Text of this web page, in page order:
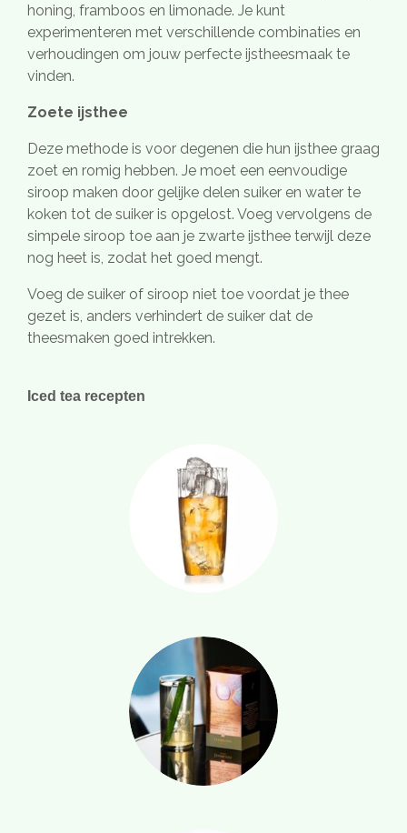
honing, framboos en limonade. Je kunt
experimenteren met verschillende combinaties en
verhoudingen om jouw perfecte ijstheesmaak te
vinden.
Zoete ijsthee
Deze methode is voor degenen die hun ijsthee graag
zoet en romig hebben. Je moet een eenvoudige
siroop maken door gelijke delen suiker en water te
koken tot de suiker is opgelost. Voeg vervolgens de
simpele siroop toe aan je zwarte ijsthee terwijl deze
nog heet is, zodat het goed mengt.
Voeg de suiker of siroop niet toe voordat je thee
gezet is, anders verhindert de suiker dat de
theesmaken goed intrekken.
Iced tea recepten